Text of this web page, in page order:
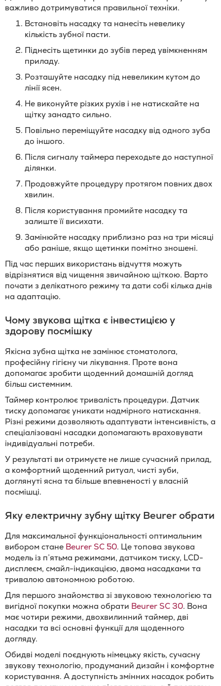
важливо дотримуватися правильної техніки.
Встановіть насадку та нанесіть невелику
кількість зубної пасти.
Піднесіть щетинки до зубів перед увімкненням
приладу.
Розташуйте насадку під невеликим кутом до
лінії ясен.
Не виконуйте різких рухів і не натискайте на
щітку занадто сильно.
Повільно переміщуйте насадку від одного зуба
до іншого.
Після сигналу таймера переходьте до наступної
ділянки.
Продовжуйте процедуру протягом повних двох
хвилин.
Після користування промийте насадку та
залиште її висихати.
Замінюйте насадку приблизно раз на три місяці
або раніше, якщо щетинки помітно зношені.
Під час перших використань відчуття можуть
відрізнятися від чищення звичайною щіткою. Варто
почати з делікатного режиму та дати собі кілька днів
на адаптацію.
Чому звукова щітка є інвестицією у
здорову посмішку
Якісна зубна щітка не замінює стоматолога,
професійну гігієну чи лікування. Проте вона
допомагає зробити щоденний домашній догляд
більш системним.
Таймер контролює тривалість процедури. Датчик
тиску допомагає уникати надмірного натискання.
Різні режими дозволяють адаптувати інтенсивність, а
спеціалізовані насадки допомагають враховувати
індивідуальні потреби.
У результаті ви отримуєте не лише сучасний прилад,
а комфортний щоденний ритуал, чисті зуби,
доглянуті ясна та більше впевненості у власній
посмішці.
Яку електричну зубну щітку Beurer обрати
Для максимальної функціональності оптимальним
вибором стане Beurer SC 50. Це топова звукова
модель із п’ятьма режимами, датчиком тиску, LCD-
дисплеєм, смайл-індикацією, двома насадками та
тривалою автономною роботою.
Для першого знайомства зі звуковою технологією та
вигідної покупки можна обрати Beurer SC 30. Вона
має чотири режими, двохвилинний таймер, дві
насадки та всі основні функції для щоденного
догляду.
Обидві моделі поєднують німецьку якість, сучасну
звукову технологію, продуманий дизайн і комфортне
користування. А доступність змінних насадок робить